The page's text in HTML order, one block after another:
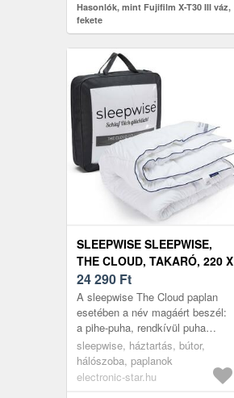
Hasonlók, mint Fujifilm X-T30 III váz,
fekete
SLEEPWISE SLEEPWISE,
THE CLOUD, TAKARÓ, 220 X
240 CM, MIKROSZÁLAS,
EGÉSZ ÉVBEN
HASZNÁLHATÓ TAKARÓ
24 290 Ft
A sleepwise The Cloud paplan
esetében a név magáért beszél:
a pihe-puha, rendkívül puha
paplan lehetővé teszi, hogy
egész évben jól aludjon, és kip...
sleepwise, háztartás, bútor,
hálószoba, paplanok
electronic-star.hu